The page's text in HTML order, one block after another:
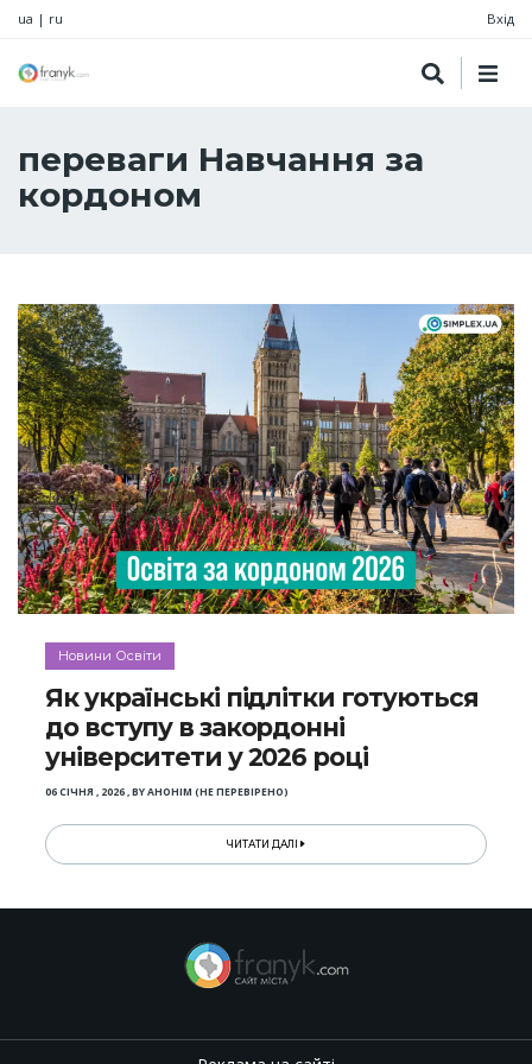
ua | ru Вхід
переваги Навчання за
кордоном
Новини Освіти
Як українські підлітки готуються
до вступу в закордонні
університети у 2026 році
06 СІЧНЯ , 2026,BYАНОНІМ (НЕ ПЕРЕВІРЕНО)
ЧИТАТИ ДАЛІ